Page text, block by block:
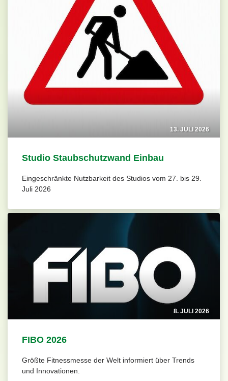
13. JULI 2026
Studio Staubschutzwand Einbau
Eingeschränkte Nutzbarkeit des Studios vom 27. bis 29.
Juli 2026
8. JULI 2026
FIBO 2026
Größte Fitnessmesse der Welt informiert über Trends
und Innovationen.